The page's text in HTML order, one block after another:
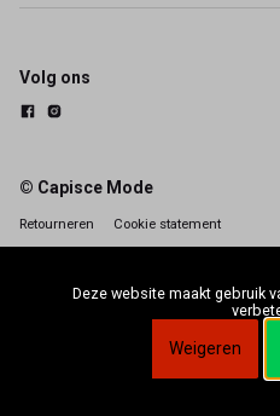
Volg ons
© Capisce Mode
Retourneren Cookie statement
Deze website maakt gebruik
Weigeren